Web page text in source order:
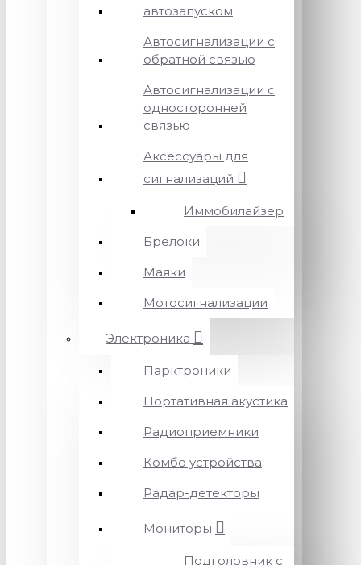
автозапуском
Автосигнализации с
обратной связью
Автосигнализации с
односторонней
связью
Аксессуары для
сигнализаций
Иммобилайзер
Брелоки
Маяки
Мотосигнализации
Электроника
Парктроники
Портативная акустика
Радиоприемники
Комбо устройства
Радар-детекторы
Мониторы
Подголовник с